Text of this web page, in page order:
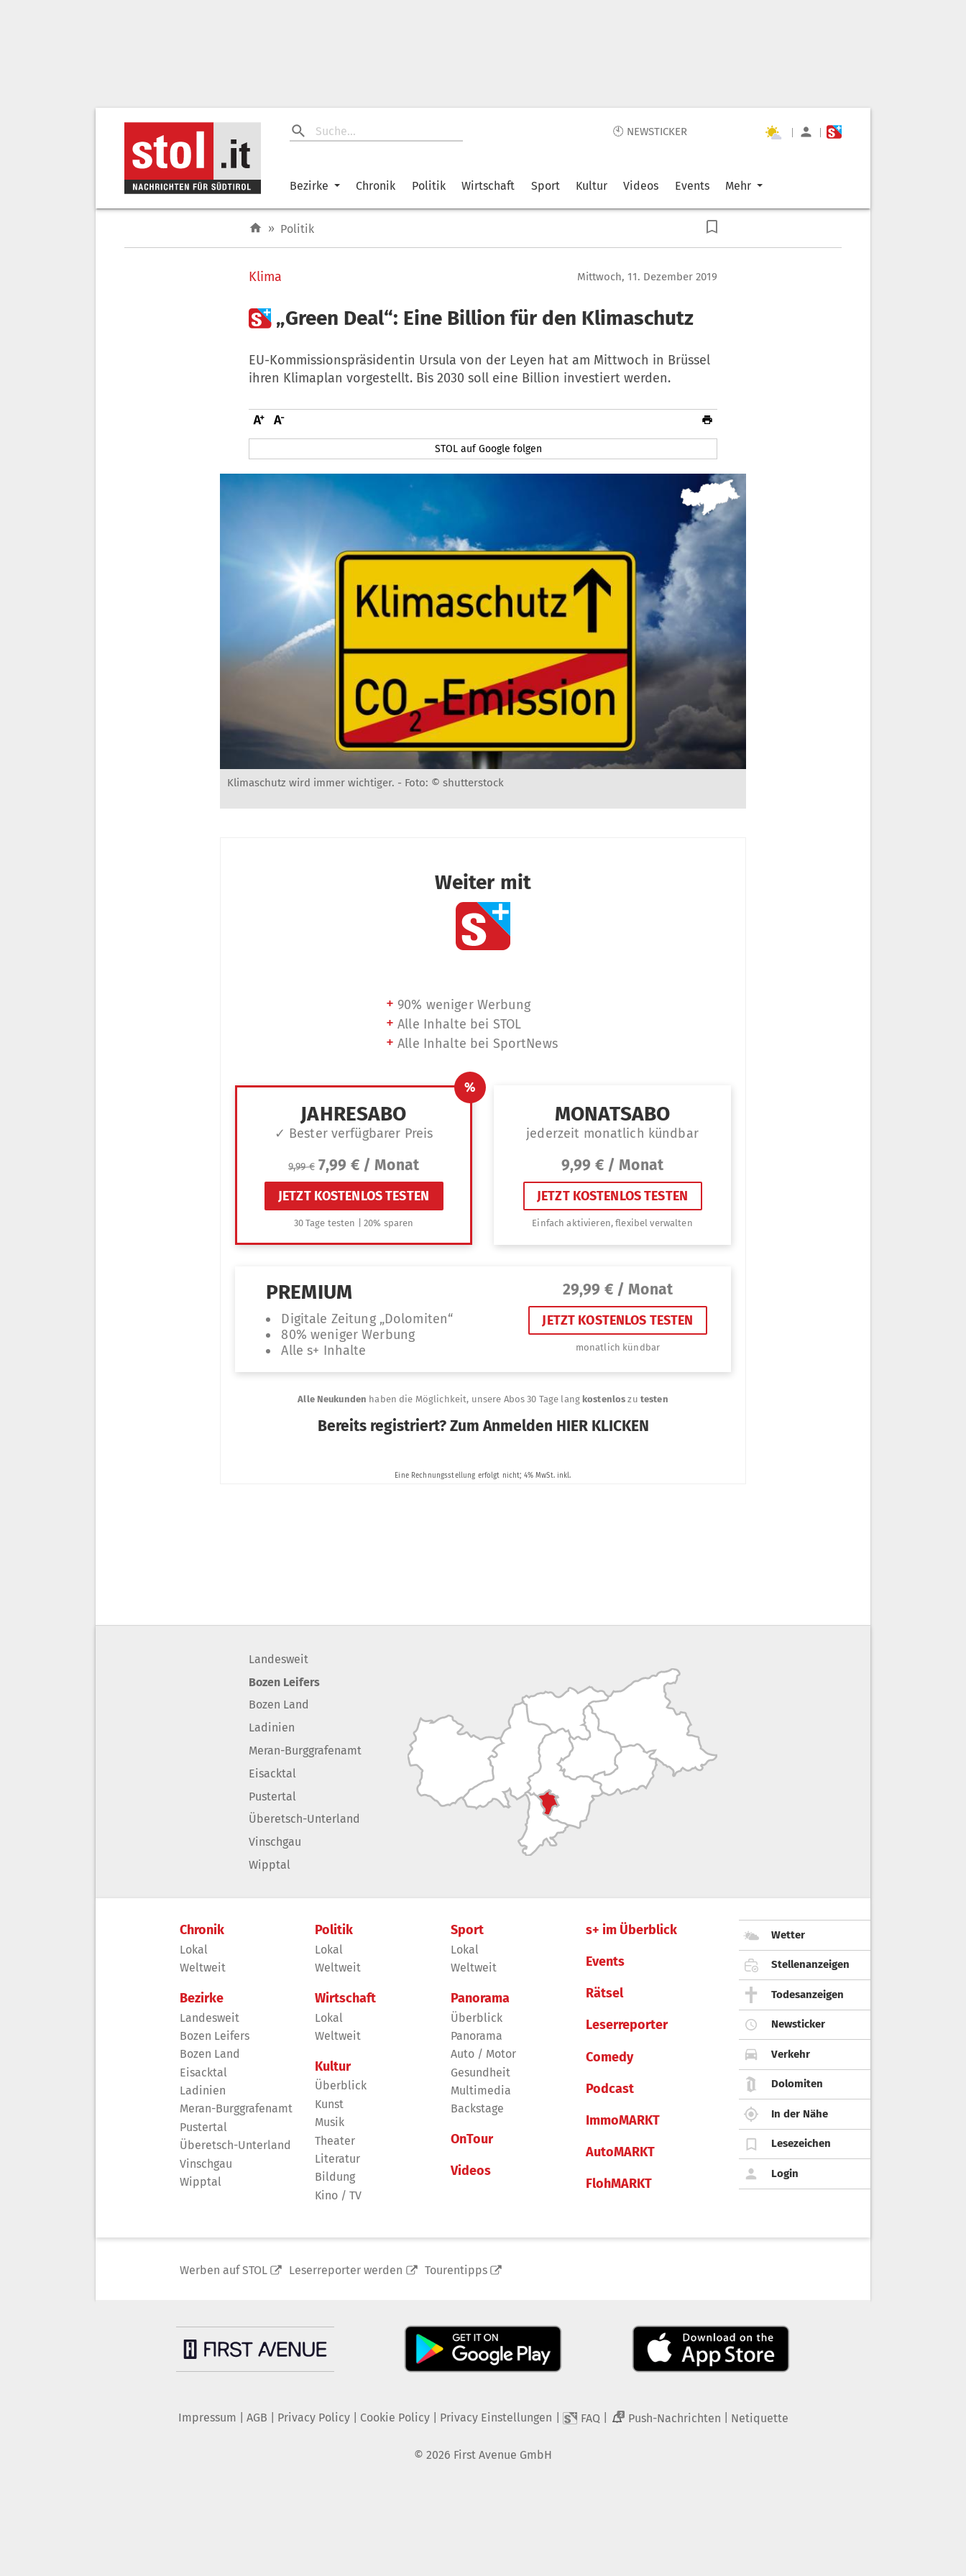
🕙 NEWSTICKER | |
Bezirke Chronik Politik Wirtschaft Sport Kultur Videos Events Mehr
» Politik
Klima Mittwoch, 11. Dezember 2019
 „Green Deal“: Eine Billion für den Klimaschutz
EU-Kommissionspräsidentin Ursula von der Leyen hat am Mittwoch in Brüssel
ihren Klimaplan vorgestellt. Bis 2030 soll eine Billion investiert werden.
STOL auf Google folgen
Klimaschutz wird immer wichtiger. - Foto: © shutterstock
Landesweit
Bozen Leifers
Bozen Land
Ladinien
Meran-Burggrafenamt
Eisacktal
Pustertal
Überetsch-Unterland
Vinschgau
Wipptal
Chronik
Lokal
Weltweit
Bezirke
Landesweit
Bozen Leifers
Bozen Land
Eisacktal
Ladinien
Meran-Burggrafenamt
Pustertal
Überetsch-Unterland
Vinschgau
Wipptal
Politik
Lokal
Weltweit
Wirtschaft
Lokal
Weltweit
Kultur
Überblick
Kunst
Musik
Theater
Literatur
Bildung
Kino / TV
Sport
Lokal
Weltweit
Panorama
Überblick
Panorama
Auto / Motor
Gesundheit
Multimedia
Backstage
OnTour
Videos
s+ im Überblick
Events
Rätsel
Leserreporter
Comedy
Podcast
ImmoMARKT
AutoMARKT
FlohMARKT
Wetter
Stellenanzeigen
Todesanzeigen
Newsticker
Verkehr
Dolomiten
In der Nähe
Lesezeichen
Login
Werben auf STOL Leserreporter werden Tourentipps
Impressum AGB Privacy Policy| Cookie Policy| Privacy Einstellungen FAQ 2 Push-Nachrichten Netiquette
© 2026 First Avenue GmbH